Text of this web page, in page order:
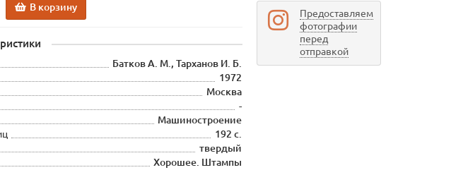
В корзину
Батков А. М., Тарханов И. Б.
1972
Москва
-
Машиностроение
192 с.
твердый
Хорошее. Штампы
Предоставляем
фотографии
перед
отправкой